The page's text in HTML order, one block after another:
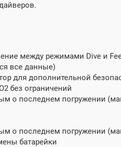
между режимами Dive и
все данные)
для дополнительной
без ограничений
о последнем погружении
о последнем погружении
батарейки